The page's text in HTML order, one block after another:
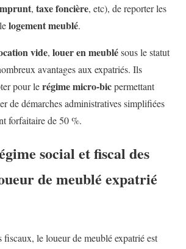
, taxe foncière, etc), de reporter les
logement meublé.
vide, louer en meublésous le statut
avantages aux expatriés. Ils
pour lerégime micro-bicpermettant
de démarches administratives simplifiées
forfaitaire de 50 %.
social et fiscal des
de meublé expatrié
fiscaux, le loueur de meublé expatrié est